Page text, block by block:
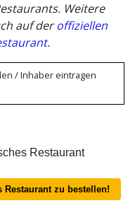
Weitere
auf deroffiziellen
.
/ Inhaber eintragen
Restaurant
zu bestellen!